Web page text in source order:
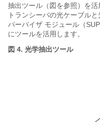
抽出ツール（図を参照）を
トランシーバの光ケーブル
パーバイザ モジュール（
にツールを活用します。
図 4. 光学抽出ツール